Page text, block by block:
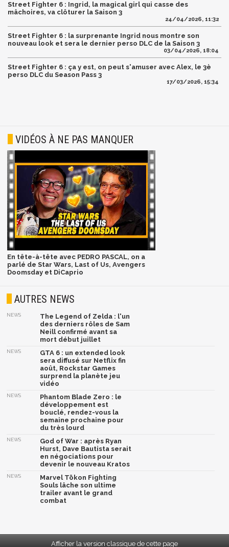
Street Fighter 6 : Ingrid, la magical girl qui casse des
mâchoires, va clôturer la Saison 3
24/04/2026, 11:32
Street Fighter 6 : la surprenante Ingrid nous montre son
nouveau look et sera le dernier perso DLC de la Saison 3
03/04/2026, 18:04
Street Fighter 6 : ça y est, on peut s'amuser avec Alex, le 3è
perso DLC du Season Pass 3
17/03/2026, 15:34
VIDÉOS À NE PAS MANQUER
En tête-à-tête avec PEDRO PASCAL, on a
parlé de Star Wars, Last of Us, Avengers
Doomsday et DiCaprio
AUTRES NEWS
NEWS
The Legend of Zelda : l'un
des derniers rôles de Sam
Neill confirmé avant sa
mort début juillet
NEWS
GTA 6 : un extended look
sera diffusé sur Netflix fin
août, Rockstar Games
surprend la planète jeu
vidéo
NEWS
Phantom Blade Zero : le
développement est
bouclé, rendez-vous la
semaine prochaine pour
du très lourd
NEWS
God of War : après Ryan
Hurst, Dave Bautista serait
en négociations pour
devenir le nouveau Kratos
NEWS
Marvel Tōkon Fighting
Souls lâche son ultime
trailer avant le grand
combat
Afficher la version classique de cette page